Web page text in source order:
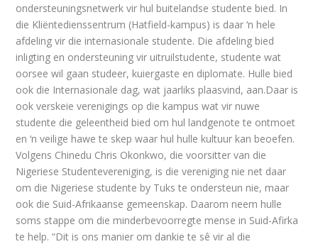
ondersteuningsnetwerk vir hul buitelandse studente bied. In
die Kliëntedienssentrum (Hatfield-kampus) is daar ‘n hele
afdeling vir die internasionale studente. Die afdeling bied
inligting en ondersteuning vir uitruilstudente, studente wat
oorsee wil gaan studeer, kuiergaste en diplomate. Hulle bied
ook die Internasionale dag, wat jaarliks plaasvind, aan.Daar is
ook verskeie verenigings op die kampus wat vir nuwe
studente die geleentheid bied om hul landgenote te ontmoet
en ‘n veilige hawe te skep waar hul hulle kultuur kan beoefen.
Volgens Chinedu Chris Okonkwo, die voorsitter van die
Nigeriese Studentevereniging, is die vereniging nie net daar
om die Nigeriese studente by Tuks te ondersteun nie, maar
ook die Suid-Afrikaanse gemeenskap. Daarom neem hulle
soms stappe om die minderbevoorregte mense in Suid-Afirka
te help. “Dit is ons manier om dankie te sê vir al die